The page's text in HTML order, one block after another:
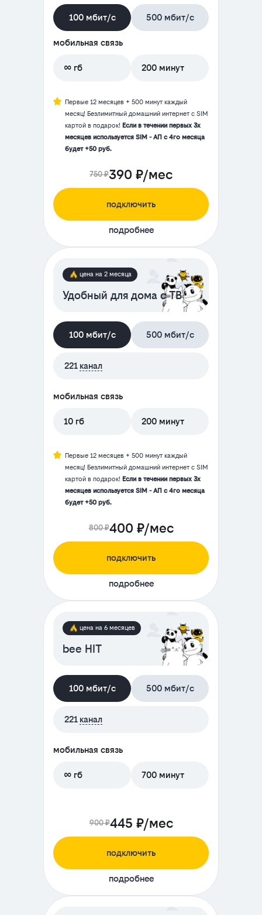
100 мбит/с 500 мбит/с
мобильная связь
∞ гб 200 минут
Первые 12 месяцев + 500 минут каждый
месяц! Безлимитный домашний интернет с SIM
картой в подарок! Если в течении первых 3х
месяцев используется SIM - АП с 4го месяца
будет +50 руб.
750 ₽390 ₽/мес
подключить
подробнее
цена на 2 месяца
Удобный для дома с ТВ
100 мбит/с 500 мбит/с
221 канал
мобильная связь
10 гб 200 минут
Первые 12 месяцев + 500 минут каждый
месяц! Безлимитный домашний интернет с SIM
картой в подарок! Если в течении первых 3х
месяцев используется SIM - АП с 4го месяца
будет +50 руб.
800 ₽400 ₽/мес
подключить
подробнее
цена на 6 месяцев
bee HIT
100 мбит/с 500 мбит/с
221 канал
мобильная связь
∞ гб 700 минут
900 ₽445 ₽/мес
подключить
подробнее